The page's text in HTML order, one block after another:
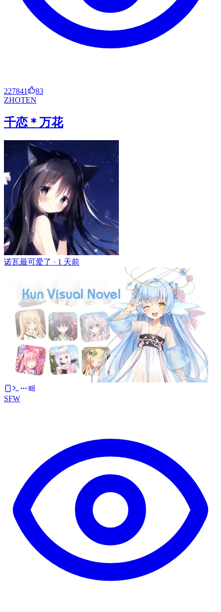
227841
83
ZHOTEN
千恋＊万花
诺瓦最可爱了 · 1 天前
SFW